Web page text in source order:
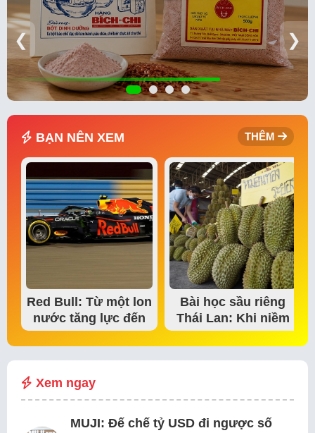
❮ ❯
BẠN NÊN XEM THÊM
Red Bull: Từ một lon
nước tăng lực đến
đế chế thể…
Bài học sầu riêng
Thái Lan: Khi niềm
tin thị trường bắt…
Xem ngay
MUJI: Đế chế tỷ USD đi ngược số